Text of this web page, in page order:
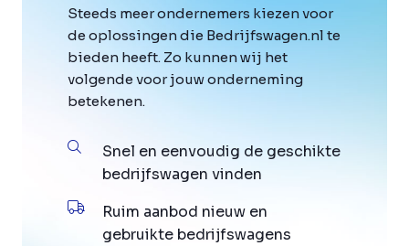
Steeds meer ondernemers kiezen voor
de oplossingen die Bedrijfswagen.nl te
bieden heeft. Zo kunnen wij het
volgende voor jouw onderneming
betekenen.
Snel en eenvoudig de geschikte
bedrijfswagen vinden
Ruim aanbod nieuw en
gebruikte bedrijfswagens